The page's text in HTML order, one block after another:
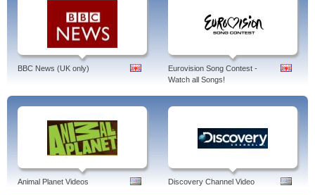
BBC News (UK only)
Eurovision Song Contest -
Watch all Songs!
Animal Planet Videos Discovery Channel Video